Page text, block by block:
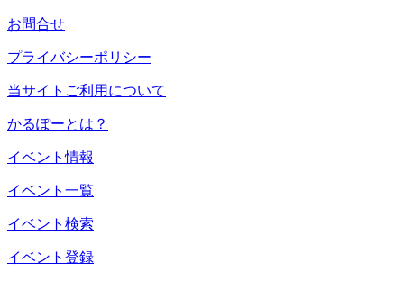
お問合せ
プライバシーポリシー
当サイトご利用について
かるぽーとは？
イベント情報
イベント一覧
イベント検索
イベント登録